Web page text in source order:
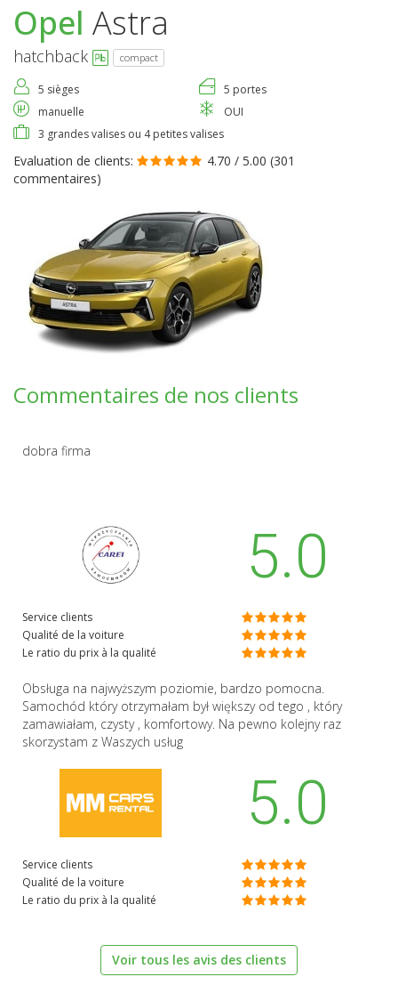
Opel Astra
hatchback compact
5 sièges
5 portes
manuelle
OUI
3 grandes valises ou 4 petites valises
Evaluation de clients: 4.70 / 5.00 (301
commentaires)
Commentaires de nos clients
dobra firma
5.0
Service clients
Qualité de la voiture
Le ratio du prix à la qualité
Obsługa na najwyższym poziomie, bardzo pomocna.
Samochód który otrzymałam był większy od tego , który
zamawiałam, czysty , komfortowy. Na pewno kolejny raz
skorzystam z Waszych usług
5.0
Service clients
Qualité de la voiture
Le ratio du prix à la qualité
Voir tous les avis des clients